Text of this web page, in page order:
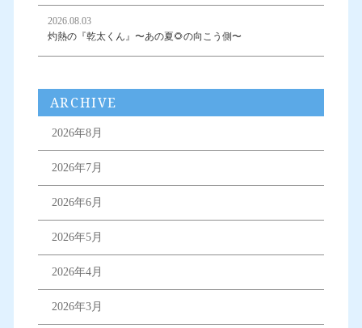
2026.08.03
灼熱の『乾太くん』〜あの夏🌻の向こう側〜
ARCHIVE
2026年8月
2026年7月
2026年6月
2026年5月
2026年4月
2026年3月